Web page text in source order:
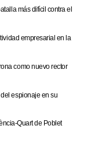
más difícil contra el
empresarial en la
como nuevo rector
espionaje en su
Quart de Poblet